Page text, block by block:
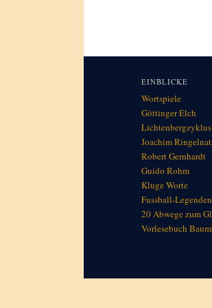
EINBLICKE
Wortspiele
Göttinger Elch
Lichtenbergzyklus
Joachim
Robert Gernhardt
Guido Rohm
Kluge Worte
Fussball-Legenden
20 Abwege zum
Vorlesebuch